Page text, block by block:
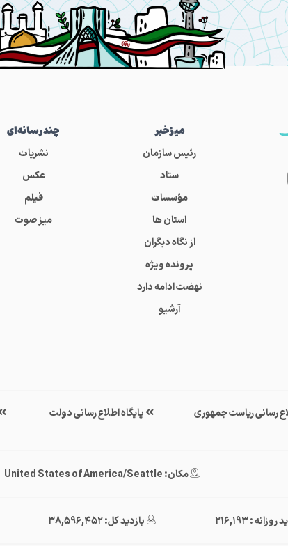
میز‌خبر
رئیس سازمان
ستاد
مؤسسات
استان ها
از نگاه دیگران
پرونده ویژه
نهضت ادامه دارد
آرشیو
چندرسانه‌ای
نشریات
عکس
فیلم
میز صوت
رسانی ریاست جمهوری پایگاه اطلاع رسانی دولت
مکان: United States of America/Seattle
: 216,193 بازدید کل: 38,596,452